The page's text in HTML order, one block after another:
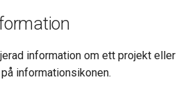
information om ett projekt eller
informationsikonen.